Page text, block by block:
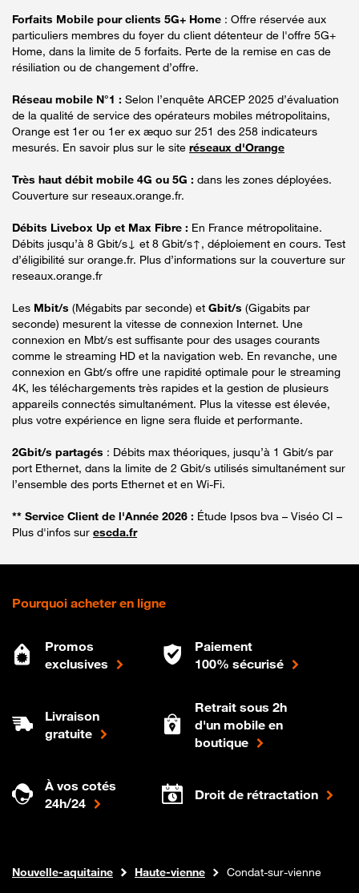
Forfaits Mobile pour clients 5G+ Home : Offre réservée aux
particuliers membres du foyer du client détenteur de l'offre 5G+
Home, dans la limite de 5 forfaits. Perte de la remise en cas de
résiliation ou de changement d’offre.
Réseau mobile N°1 : Selon l’enquête ARCEP 2025 d’évaluation
de la qualité de service des opérateurs mobiles métropolitains,
Orange est 1er ou 1er ex æquo sur 251 des 258 indicateurs
mesurés. En savoir plus sur le site réseaux d'Orange
Très haut débit mobile 4G ou 5G : dans les zones déployées.
Couverture sur reseaux.orange.fr.
Débits Livebox Up et Max Fibre : En France métropolitaine.
Débits jusqu’à 8 Gbit/s↓ et 8 Gbit/s↑, déploiement en cours. Test
d’éligibilité sur orange.fr. Plus d’informations sur la couverture sur
reseaux.orange.fr
Les Mbit/s (Mégabits par seconde) et Gbit/s (Gigabits par
seconde) mesurent la vitesse de connexion Internet. Une
connexion en Mbt/s est suffisante pour des usages courants
comme le streaming HD et la navigation web. En revanche, une
connexion en Gbt/s offre une rapidité optimale pour le streaming
4K, les téléchargements très rapides et la gestion de plusieurs
appareils connectés simultanément. Plus la vitesse est élevée,
plus votre expérience en ligne sera fluide et performante.
2Gbit/s partagés : Débits max théoriques, jusqu’à 1 Gbit/s par
port Ethernet, dans la limite de 2 Gbit/s utilisés simultanément sur
l’ensemble des ports Ethernet et en Wi-Fi.
** Service Client de l'Année 2026 : Étude Ipsos bva – Viséo CI –
Plus d'infos sur escda.fr
Pourquoi acheter en ligne
Promos
exclusives
Paiement
100% sécurisé
Livraison
gratuite
Retrait sous 2h
d'un mobile en
boutique
À vos cotés
24h/24
Droit de rétractation
Boutique Orange
Internet fibre
Nouvelle-aquitaine Haute-vienne Condat-sur-vienne